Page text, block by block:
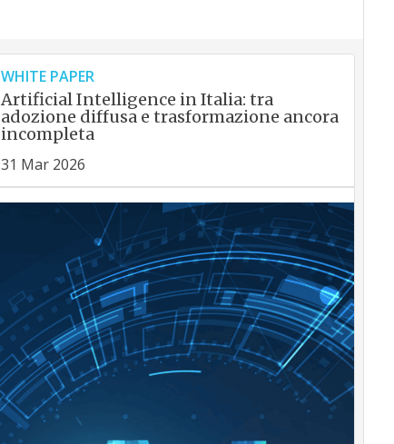
WHITE PAPER
Artificial Intelligence in Italia: tra
adozione diffusa e trasformazione ancora
incompleta
31 Mar 2026